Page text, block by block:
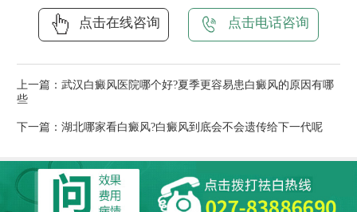
点击在线咨询 点击电话咨询
上一篇： 武汉白癜风医院哪个好?夏季更容易患白癜风的原因有哪
些
下一篇： 湖北哪家看白癜风?白癜风到底会不会遗传给下一代呢